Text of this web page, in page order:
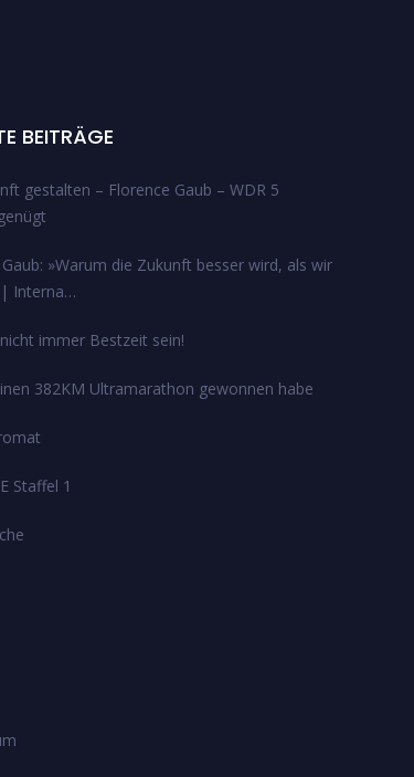
BEITRÄGE
gestalten – Florence Gaub – WDR 5
»Warum die Zukunft besser wird, als wir
| Interna…
immer Bestzeit sein!
382KM Ultramarathon gewonnen habe
Staffel 1